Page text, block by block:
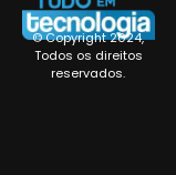
© Copyright 2024,
Todos os direitos
reservados.